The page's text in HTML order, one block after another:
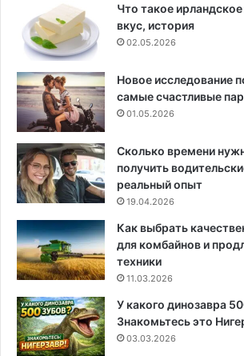
Что такое
вкус, история
02.05.2026
Новое исследование
самые счастливые
01.05.2026
Сколько времени
получить
реальный опыт
19.04.2026
Как выбрать
для комбайнов и
техники
11.03.2026
У какого динозавра
Знакомьтесь это
03.03.2026